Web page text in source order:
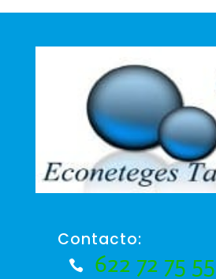
Contacto:
622 72 75 55